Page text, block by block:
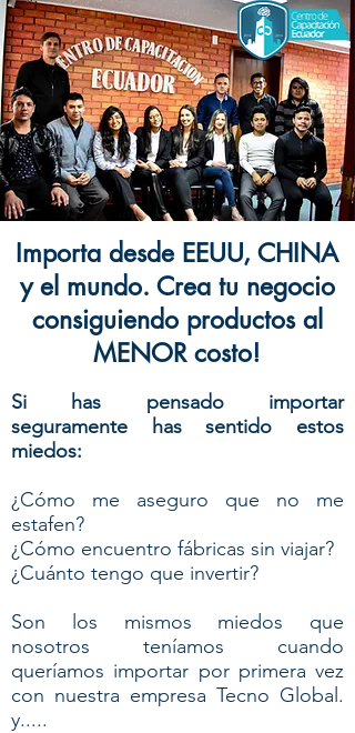
Importa desde EEUU, CHINA
y el mundo. Crea tu negocio
consiguiendo productos al
MENOR costo!
Si has pensado importar
seguramente has sentido estos
miedos:
¿Cómo me aseguro que no me
estafen?
¿Cómo encuentro fábricas sin viajar?
¿Cuánto tengo que invertir?
Son los mismos miedos que
nosotros teníamos cuando
queríamos importar por primera vez
con nuestra empresa Tecno Global.
y.....